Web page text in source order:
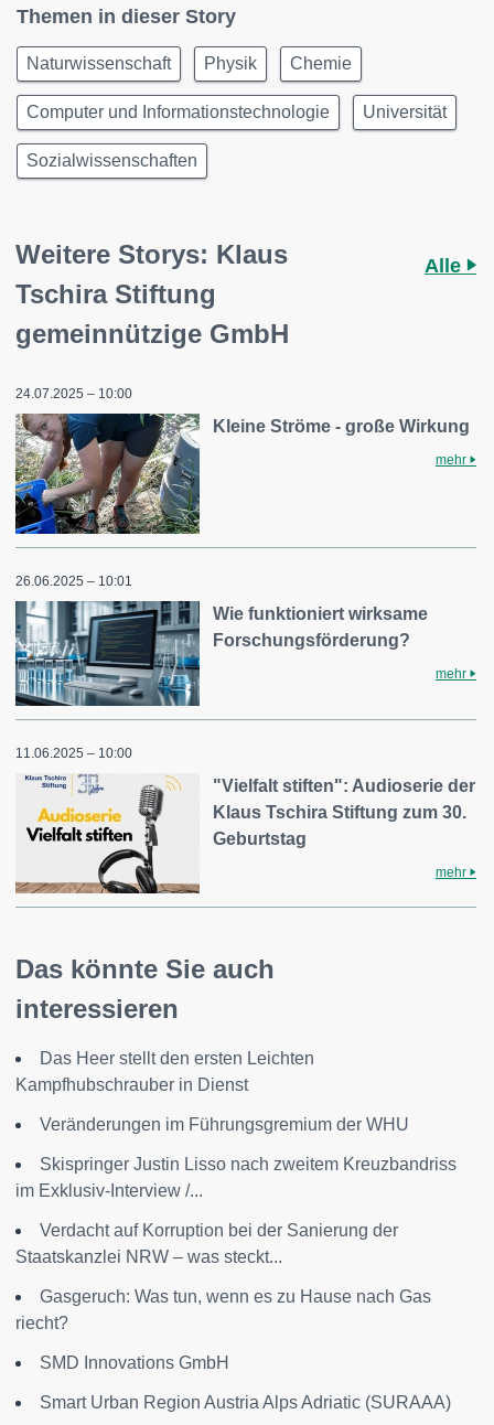
Themen in dieser Story
Naturwissenschaft Physik Chemie
Computer und Informationstechnologie Universität
Sozialwissenschaften
Weitere Storys: Klaus
Tschira Stiftung
gemeinnützige GmbH
Alle
24.07.2025 – 10:00
Kleine Ströme - große Wirkung
mehr
26.06.2025 – 10:01
Wie funktioniert wirksame
Forschungsförderung?
mehr
11.06.2025 – 10:00
"Vielfalt stiften": Audioserie der
Klaus Tschira Stiftung zum 30.
Geburtstag
mehr
Das könnte Sie auch
interessieren
Das Heer stellt den ersten Leichten
Kampfhubschrauber in Dienst
Veränderungen im Führungsgremium der WHU
Skispringer Justin Lisso nach zweitem Kreuzbandriss
im Exklusiv-Interview /...
Verdacht auf Korruption bei der Sanierung der
Staatskanzlei NRW – was steckt...
Gasgeruch: Was tun, wenn es zu Hause nach Gas
riecht?
SMD Innovations GmbH
Smart Urban Region Austria Alps Adriatic (SURAAA)